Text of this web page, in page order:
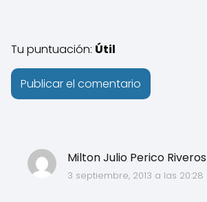
Milton Julio Perico Riveros
3 septiembre, 2013 a las 20:28
Tu puntuación: Útil